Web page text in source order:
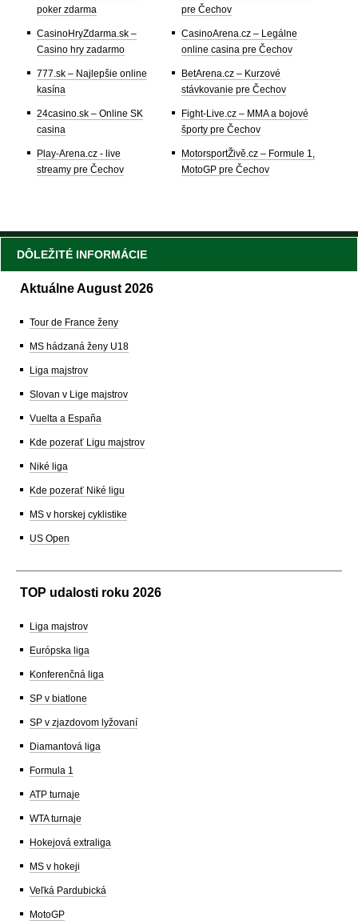
poker zdarma
CasinoHryZdarma.sk –
Casino hry zadarmo
777.sk – Najlepšie online
kasína
24casino.sk – Online SK
casina
Play-Arena.cz - live
streamy pre Čechov
pre Čechov
CasinoArena.cz – Legálne
online casina pre Čechov
BetArena.cz – Kurzové
stávkovanie pre Čechov
Fight-Live.cz – MMA a bojové
športy pre Čechov
MotorsportŽivě.cz – Formule 1,
MotoGP pre Čechov
DÔLEŽITÉ INFORMÁCIE
Aktuálne August 2026
Tour de France ženy
MS hádzaná ženy U18
Liga majstrov
Slovan v Lige majstrov
Vuelta a España
Kde pozerať Ligu majstrov
Niké liga
Kde pozerať Niké ligu
MS v horskej cyklistike
US Open
TOP udalosti roku 2026
Liga majstrov
Európska liga
Konferenčná liga
SP v biatlone
SP v zjazdovom lyžovaní
Diamantová liga
Formula 1
ATP turnaje
WTA turnaje
Hokejová extraliga
MS v hokeji
Veľká Pardubická
MotoGP